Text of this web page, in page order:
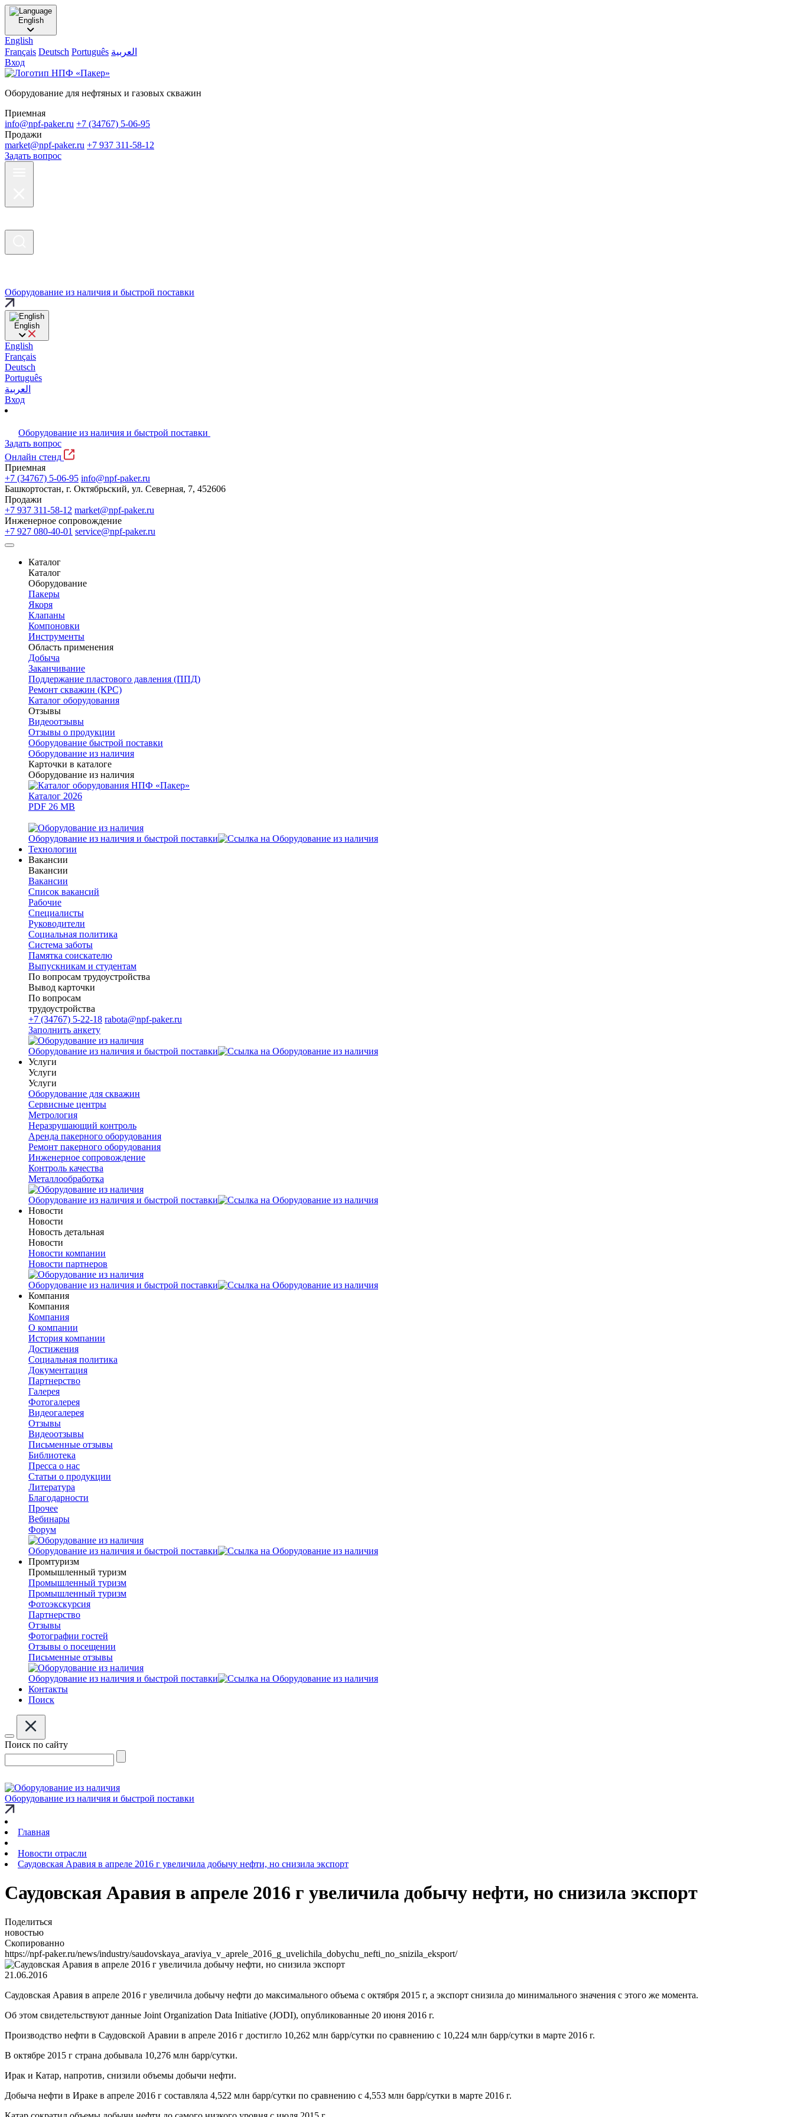
English
English
Français Deutsch Português العربية
Вход
Оборудование для нефтяных и газовых скважин
Приемная
info@npf-paker.ru +7 (34767) 5-06-95
Продажи
market@npf-paker.ru +7 937 311-58-12
Задать вопрос
Оборудование из наличия и быстрой поставки
English
English
Français
Deutsch
Português
العربية
Вход
Оборудование из наличия и быстрой поставки
Задать вопрос
Онлайн стенд
Приемная
+7 (34767) 5-06-95 info@npf-paker.ru
Башкортостан, г. Октябрьский, ул. Северная, 7, 452606
Продажи
+7 937 311-58-12 market@npf-paker.ru
Инженерное сопровождение
+7 927 080-40-01 service@npf-paker.ru
Каталог
Каталог
Оборудование
Пакеры
Якоря
Клапаны
Компоновки
Инструменты
Область применения
Добыча
Заканчивание
Поддержание пластового давления (ППД)
Ремонт скважин (КРС)
Каталог оборудования
Отзывы
Видеоотзывы
Отзывы о продукции
Оборудование быстрой поставки
Оборудование из наличия
Карточки в каталоге
Оборудование из наличия
Каталог 2026
PDF 26 MB
Оборудование из наличия и быстрой поставки
Технологии
Вакансии
Вакансии
Вакансии
Список вакансий
Рабочие
Специалисты
Руководители
Cоциальная политика
Система заботы
Памятка соискателю
Выпускникам и студентам
По вопросам трудоустройства
Вывод карточки
По вопросам
трудоустройства
+7 (34767) 5-22-18 rabota@npf-paker.ru
Заполнить анкету
Оборудование из наличия и быстрой поставки
Услуги
Услуги
Услуги
Оборудование для скважин
Сервисные центры
Метрология
Неразрушающий контроль
Аренда пакерного оборудования
Ремонт пакерного оборудования
Инженерное сопровождение
Контроль качества
Металлообработка
Оборудование из наличия и быстрой поставки
Новости
Новости
Новость детальная
Новости
Новости компании
Новости партнеров
Оборудование из наличия и быстрой поставки
Компания
Компания
Компания
О компании
История компании
Достижения
Социальная политика
Документация
Партнерство
Галерея
Фотогалерея
Видеогалерея
Отзывы
Видеоотзывы
Письменные отзывы
Библиотека
Пресса о нас
Статьи о продукции
Литература
Благодарности
Прочее
Вебинары
Форум
Оборудование из наличия и быстрой поставки
Промтуризм
Промышленный туризм
Промышленный туризм
Промышленный туризм
Фотоэкскурсия
Партнерство
Отзывы
Фотографии гостей
Отзывы о посещении
Письменные отзывы
Оборудование из наличия и быстрой поставки
Контакты
Поиск
Поиск по сайту
Оборудование из наличия и быстрой поставки
Главная
Новости отрасли
Саудовская Аравия в апреле 2016 г увеличила добычу нефти, но снизила экспорт
Саудовская Аравия в апреле 2016 г увеличила добычу нефти, но снизила экспорт
Поделиться
новостью
Скопированно
https://npf-paker.ru/news/industry/saudovskaya_araviya_v_aprele_2016_g_uvelichila_dobychu_nefti_no_snizila_eksport/
21.06.2016
Саудовская Аравия в апреле 2016 г увеличила добычу нефти до максимального объема с октября 2015 г, а экспорт снизила до минимального значения с этого же момента.
Об этом свидетельствуют данные Joint Organization Data Initiative (JODI), опубликованные 20 июня 2016 г.
Производство нефти в Саудовской Аравии в апреле 2016 г достигло 10,262 млн барр/сутки по сравнению с 10,224 млн барр/сутки в марте 2016 г.
В октябре 2015 г страна добывала 10,276 млн барр/сутки.
Ирак и Катар, напротив, снизили объемы добычи нефти.
Добыча нефти в Ираке в апреле 2016 г составляла 4,522 млн барр/сутки по сравнению с 4,553 млн барр/сутки в марте 2016 г.